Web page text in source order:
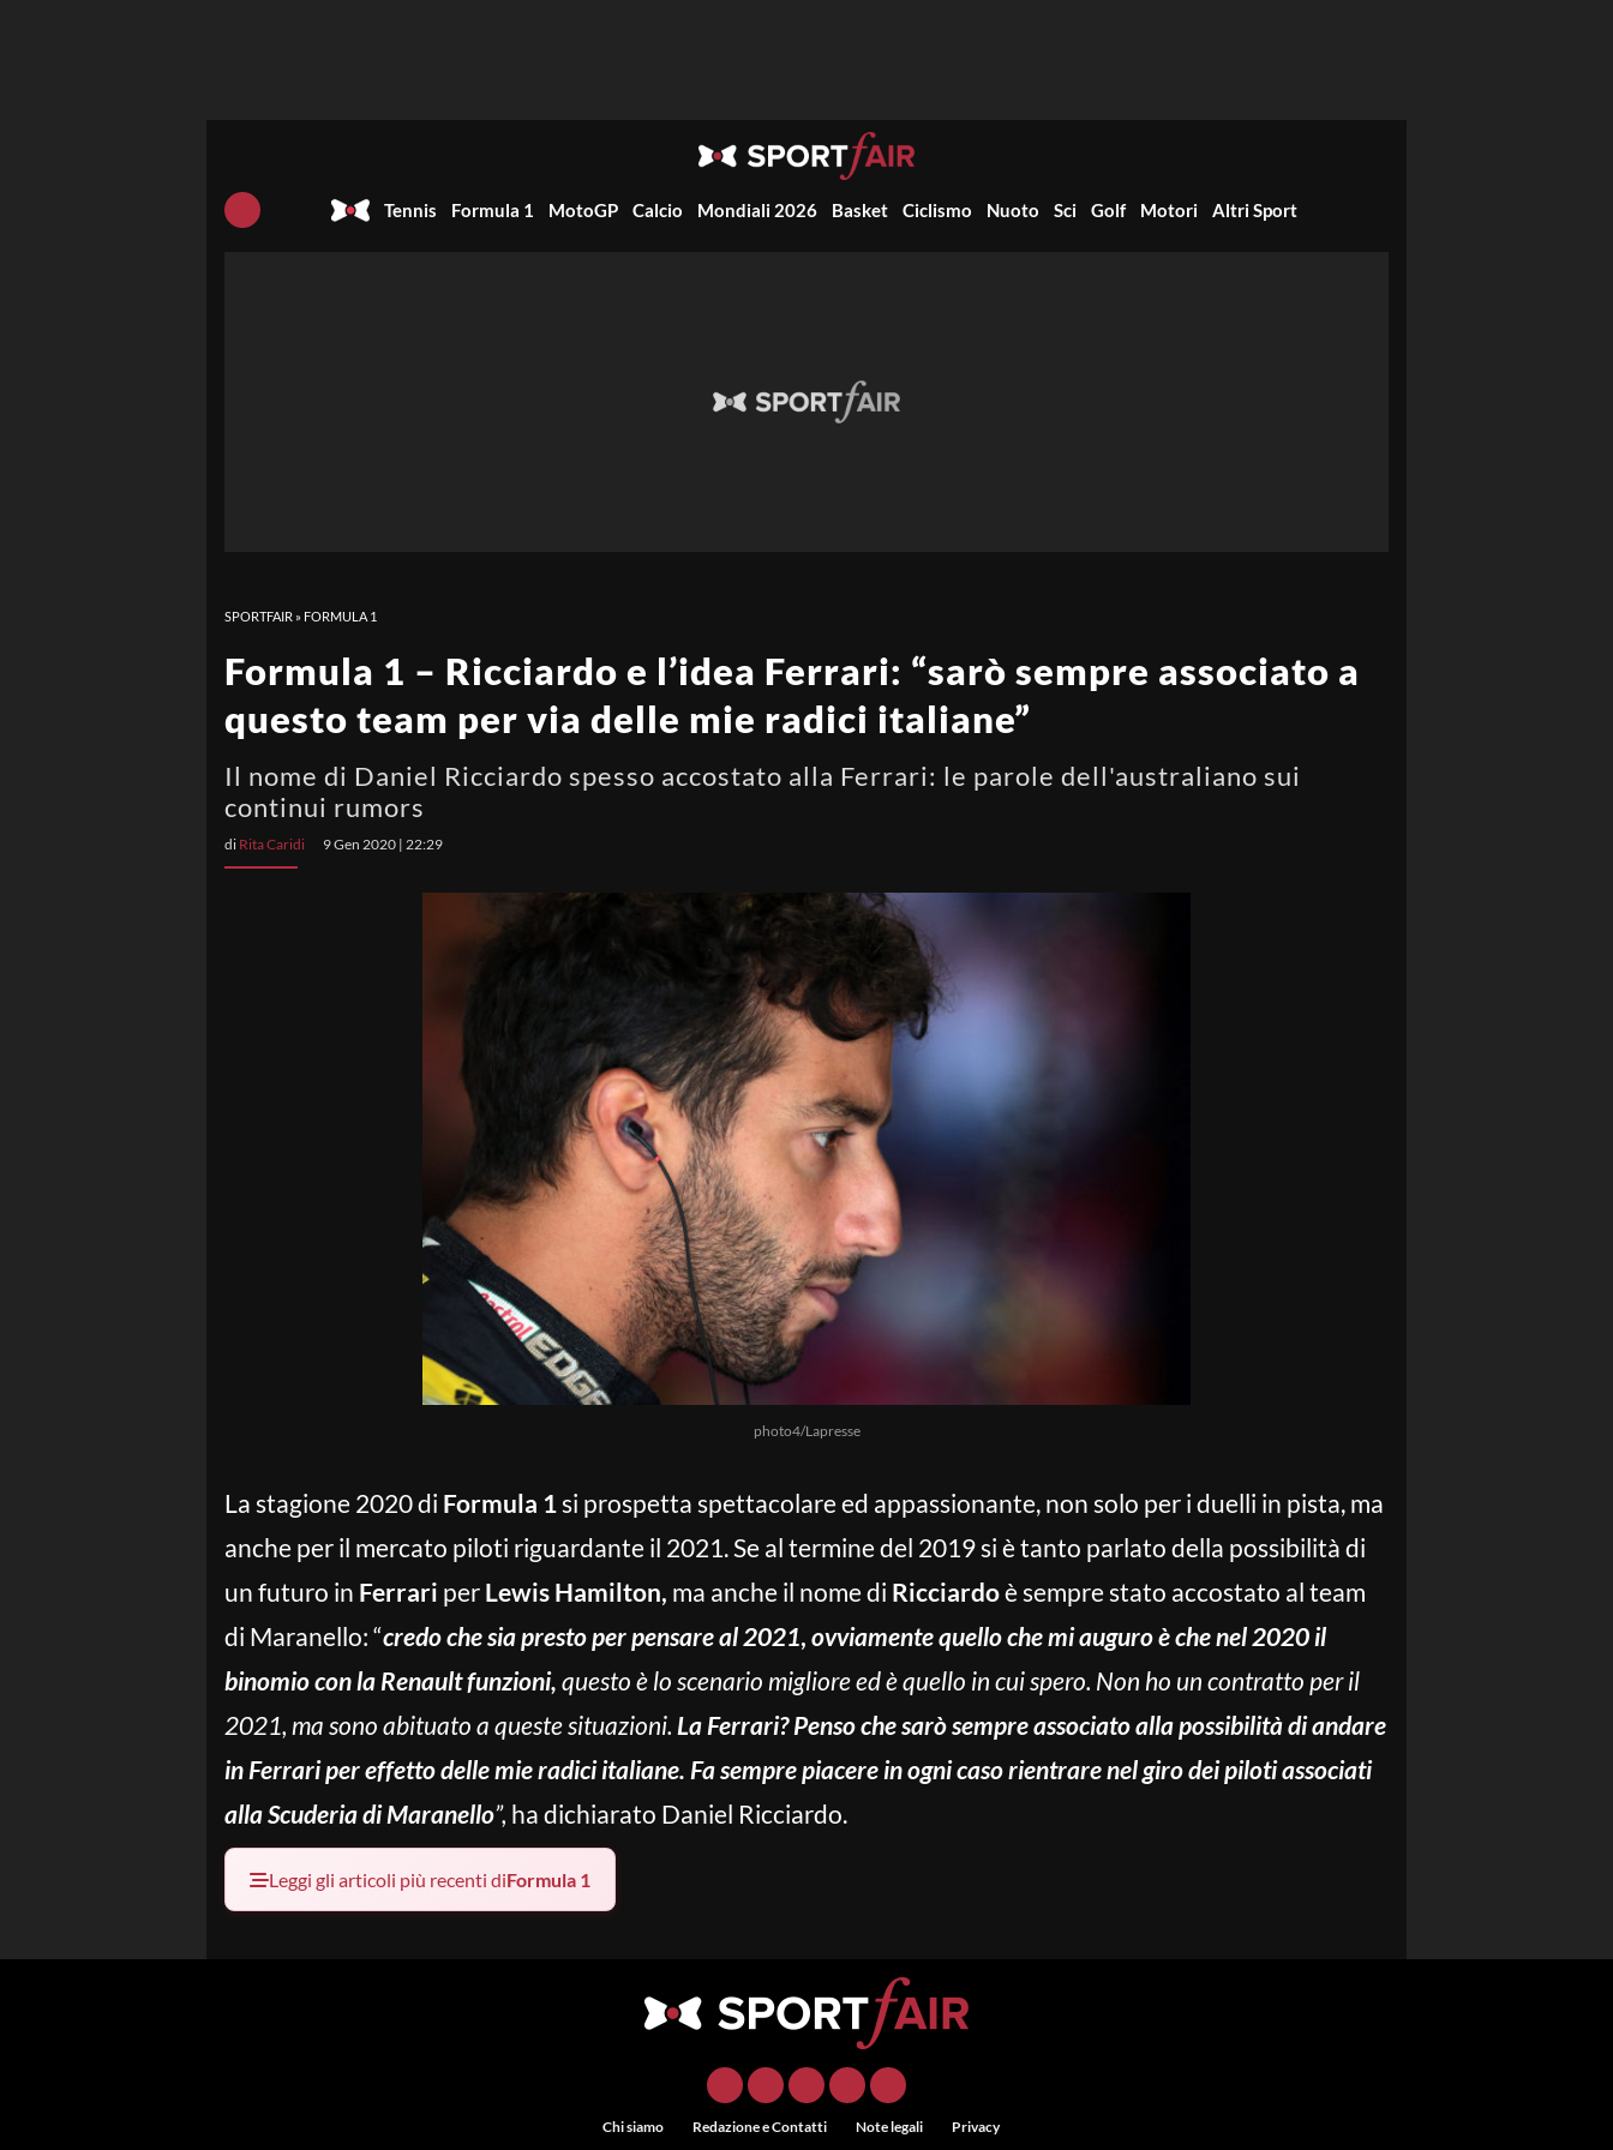
Tennis Formula 1 MotoGP Calcio Mondiali 2026 Basket Ciclismo Nuoto Sci Golf Motori Altri Sport
SPORTFAIR » FORMULA 1
Formula 1 – Ricciardo e l’idea Ferrari: “sarò sempre associato a
questo team per via delle mie radici italiane”
Il nome di Daniel Ricciardo spesso accostato alla Ferrari: le parole dell'australiano sui
continui rumors
di Rita Caridi 9 Gen 2020 | 22:29
photo4/Lapresse
La stagione 2020 di Formula 1si prospetta spettacolare ed appassionante, non solo per i duelli in pista, ma
anche per il mercato piloti riguardante il 2021. Se al termine del 2019 si è tanto parlato della possibilità di
un futuro in Ferrari per Lewis Hamilton, ma anche il nome di Ricciardoè sempre stato accostato al team
di Maranello: “credo che sia presto per pensare al 2021, ovviamente quello che mi auguro è che nel 2020 il
binomio con la Renault funzioni, questo è lo scenario migliore ed è quello in cui spero. Non ho un contratto per il
2021, ma sono abituato a queste situazioni. La Ferrari? Penso che sarò sempre associato alla possibilità di andare
in Ferrari per effetto delle mie radici italiane. Fa sempre piacere in ogni caso rientrare nel giro dei piloti associati
alla Scuderia di Maranello”, ha dichiarato Daniel Ricciardo.
Leggi gli articoli più recenti diFormula 1
Chi siamo Redazione e Contatti Note legali Privacy